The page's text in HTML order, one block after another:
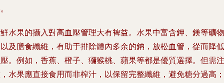
水果的攝入對高血壓管理大有裨益。水果中富含鉀、鎂等礦物
及膳食纖維，有助于排除體內多余的鈉，放松血管，從而降低
。例如，香蕉、橙子、獼猴桃、蘋果等都是優質選擇。但需注
水果應直接食用而非榨汁，以保留完整纖維，避免糖分過高；